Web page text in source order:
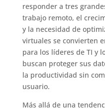
responder a tres
trabajo remoto, el
y la necesidad de
virtuales se convierten
para los líderes de TI y
buscan proteger sus
la productividad sin
usuario.
Más allá de una